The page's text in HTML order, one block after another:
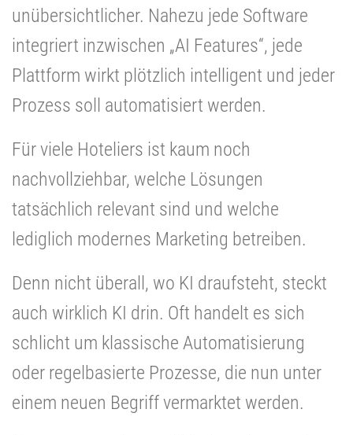
unübersichtlicher. Nahezu jede Software
integriert inzwischen „AI Features“, jede
Plattform wirkt plötzlich intelligent und jeder
Prozess soll automatisiert werden.
Für viele Hoteliers ist kaum noch
nachvollziehbar, welche Lösungen
tatsächlich relevant sind und welche
lediglich modernes Marketing betreiben.
Denn nicht überall, wo KI draufsteht, steckt
auch wirklich KI drin. Oft handelt es sich
schlicht um klassische Automatisierung
oder regelbasierte Prozesse, die nun unter
einem neuen Begriff vermarktet werden.